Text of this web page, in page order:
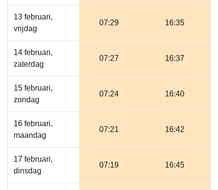
13 februari,
vrijdag
07:29 16:35
14 februari,
zaterdag
07:27 16:37
15 februari,
zondag
07:24 16:40
16 februari,
maandag
07:21 16:42
17 februari,
dinsdag
07:19 16:45